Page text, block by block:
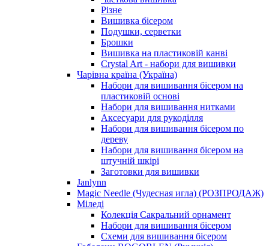
Різне
Вишивка бісером
Подушки, серветки
Брошки
Вишивка на пластиковій канві
Crystal Art - набори для вишивки
Чарівна країна (Україна)
Набори для вишивання бісером на
пластиковій основі
Набори для вишивання нитками
Аксесуари для рукоділля
Набори для вишивання бісером по
дереву
Набори для вишивання бісером на
штучній шкірі
Заготовки для вишивки
Janlynn
Magic Needle (Чудесная игла) (РОЗПРОДАЖ)
Міледі
Колекція Сакральний орнамент
Набори для вишивання бісером
Схеми для вишивання бісером